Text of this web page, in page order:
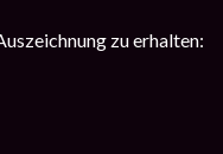
zu erhalten: